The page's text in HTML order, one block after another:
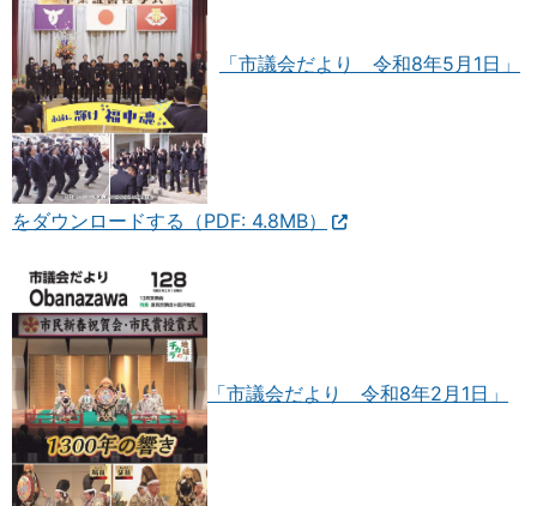
「市議会だより 令和8年5月1日」
をダウンロードする（PDF: 4.8MB）
「市議会だより 令和8年2月1日」